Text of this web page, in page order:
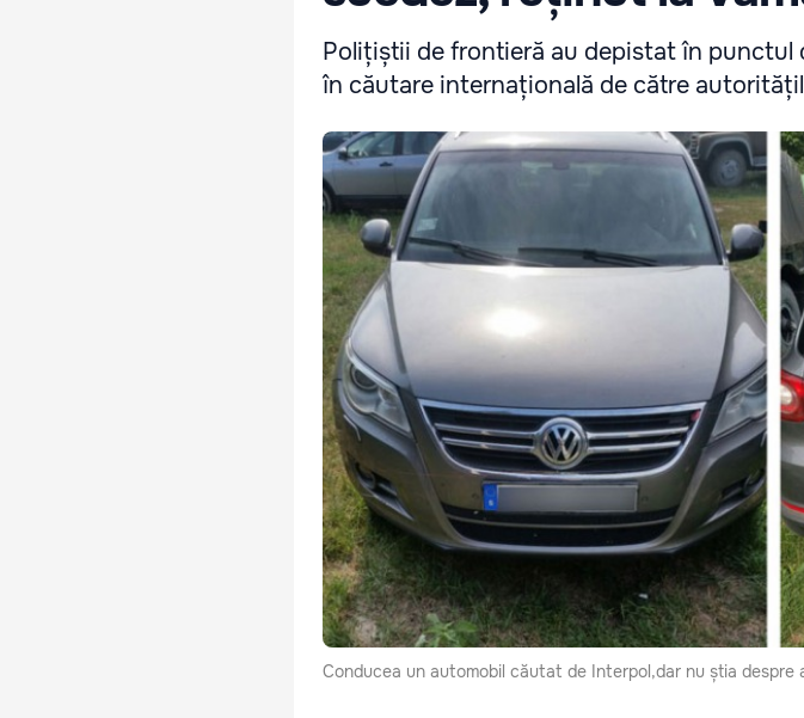
Polițiștii de frontieră au depistat în punctul
în căutare internațională de către
Conducea un automobil căutat de Interpol,dar nu știa despre